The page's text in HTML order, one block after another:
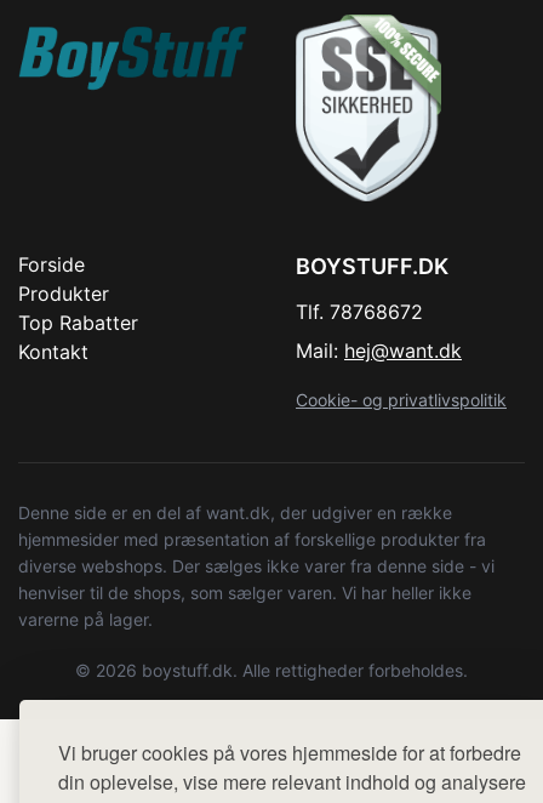
Vi bruger cookies på vores hjemmeside for at forbedre
din oplevelse, vise mere relevant indhold og analysere
Forside
Produkter
Top Rabatter
Kontakt
BOYSTUFF.DK
Tlf. 78768672
Mail: hej@want.dk
Cookie- og privatlivspolitik
Denne side er en del af want.dk, der udgiver en række
hjemmesider med præsentation af forskellige produkter fra
diverse webshops. Der sælges ikke varer fra denne side - vi
henviser til de shops, som sælger varen. Vi har heller ikke
varerne på lager.
© 2026 boystuff.dk. Alle rettigheder forbeholdes.